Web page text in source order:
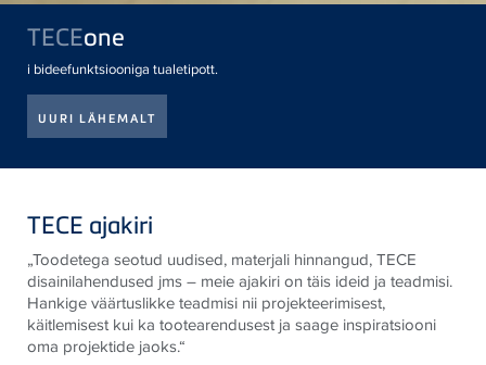
TECEone
i bideefunktsiooniga tualetipott.
UURI LÄHEMALT
TECE ajakiri
„Toodetega seotud uudised, materjali hinnangud,TECE
disainilahendused jms – meie ajakiri on täis ideid ja teadmisi.
Hankige väärtuslikke teadmisi nii projekteerimisest,
käitlemisest kui ka tootearendusest ja saage inspiratsiooni
oma projektide jaoks.“